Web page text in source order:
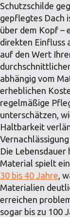
Schutzschilde
gepflegtes Dach
über dem Kopf –
direkten Einfluss
auf den Wert
abhängig vom
erheblichen
regelmäßige
unterschätzen,
Haltbarkeit
Die Lebensdauer
Material spielt
30 bis 40 Jahre,
Materialien
erreichen
sogar bis zu 100